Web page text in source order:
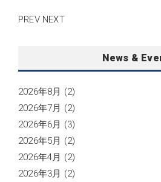
PREV NEXT
News &
2026年8月 (2)
2026年7月 (2)
2026年6月 (3)
2026年5月 (2)
2026年4月 (2)
2026年3月 (2)